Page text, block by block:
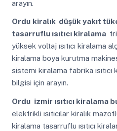
arayın.
Ordu kiralık düşük yakıt
tasarruflu ısıtıcı kiralama
yüksek voltaj ısıtıcı kiralama
kiralama boya kurutma
sistemi kiralama fabrika
bilgisi için arayın.
Ordu izmir ısıtıcı kiralama
elektrikli ısıtıcılar kiralık mazotlu
kiralama tasarruflu ısıtıcı